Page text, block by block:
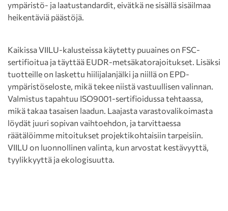
ympäristö- ja laatustandardit, eivätkä ne sisällä sisäilmaa
heikentäviä päästöjä.
Kaikissa VIILU-kalusteissa käytetty puuaines on FSC-
sertifioitua ja täyttää EUDR-metsäkatorajoitukset. Lisäksi
tuotteille on laskettu hiilijalanjälki ja niillä on EPD-
ympäristöseloste, mikä tekee niistä vastuullisen valinnan.
Valmistus tapahtuu ISO9001-sertifioidussa tehtaassa,
mikä takaa tasaisen laadun. Laajasta varastovalikoimasta
löydät juuri sopivan vaihtoehdon, ja tarvittaessa
räätälöimme mitoitukset projektikohtaisiin tarpeisiin.
VIILU on luonnollinen valinta, kun arvostat kestävyyttä,
tyylikkyyttä ja ekologisuutta.